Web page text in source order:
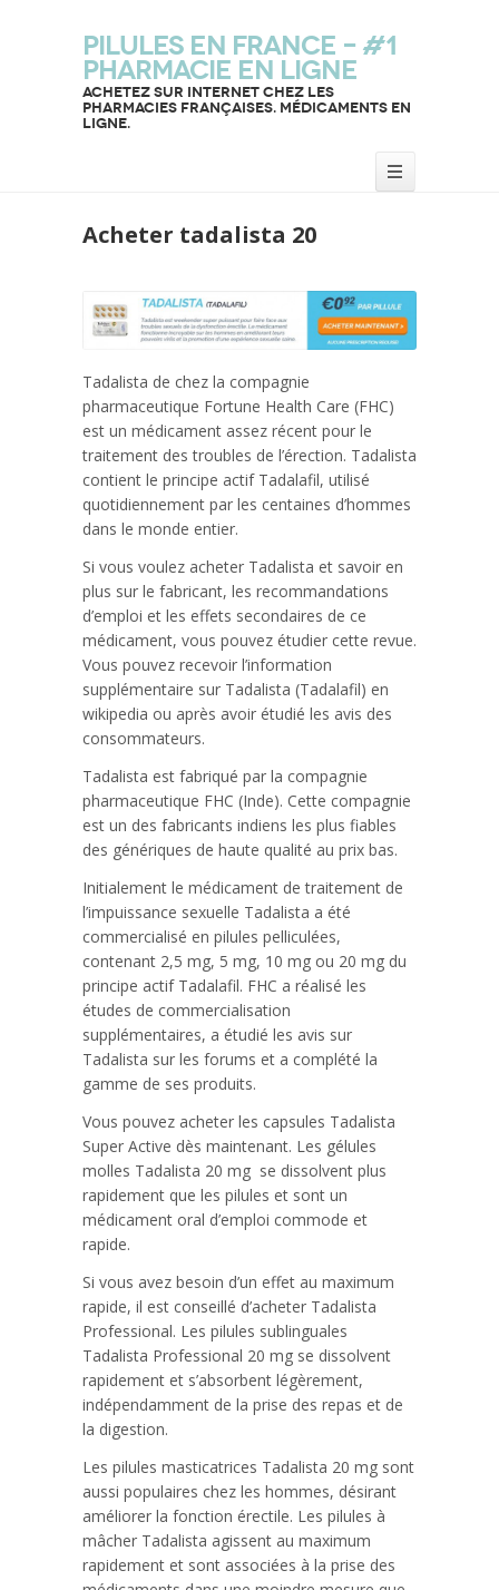
Pilules en France – #1
Pharmacie en ligne
Achetez sur internet chez les
pharmacies françaises. Médicaments en
ligne.
Acheter tadalista 20
Tadalista de chez la compagnie
pharmaceutique Fortune Health Care (FHC)
est un médicament assez récent pour le
traitement des troubles de l’érection. Tadalista
contient le principe actif Tadalafil, utilisé
quotidiennement par les centaines d’hommes
dans le monde entier.
Si vous voulez acheter Tadalista et savoir en
plus sur le fabricant, les recommandations
d’emploi et les effets secondaires de ce
médicament, vous pouvez étudier cette revue.
Vous pouvez recevoir l’information
supplémentaire sur Tadalista (Tadalafil) en
wikipedia ou après avoir étudié les avis des
consommateurs.
Tadalista est fabriqué par la compagnie
pharmaceutique FHC (Inde). Cette compagnie
est un des fabricants indiens les plus fiables
des génériques de haute qualité au prix bas.
Initialement le médicament de traitement de
l’impuissance sexuelle Tadalista a été
commercialisé en pilules pelliculées,
contenant 2,5 mg, 5 mg, 10 mg ou 20 mg du
principe actif Tadalafil. FHC a réalisé les
études de commercialisation
supplémentaires, a étudié les avis sur
Tadalista sur les forums et a complété la
gamme de ses produits.
Vous pouvez acheter les capsules Tadalista
Super Active dès maintenant. Les gélules
molles Tadalista 20 mg se dissolvent plus
rapidement que les pilules et sont un
médicament oral d’emploi commode et
rapide.
Si vous avez besoin d’un effet au maximum
rapide, il est conseillé d’acheter Tadalista
Professional. Les pilules sublinguales
Tadalista Professional 20 mg se dissolvent
rapidement et s’absorbent légèrement,
indépendamment de la prise des repas et de
la digestion.
Les pilules masticatrices Tadalista 20 mg sont
aussi populaires chez les hommes, désirant
améliorer la fonction érectile. Les pilules à
mâcher Tadalista agissent au maximum
rapidement et sont associées à la prise des